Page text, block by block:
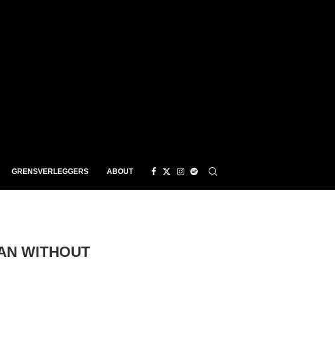
GRENSVERLEGGERS ABOUT
WITHOUT